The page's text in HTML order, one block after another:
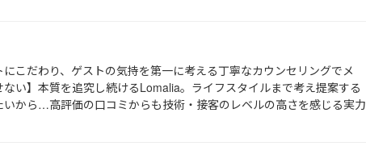
にこだわり、ゲストの気持を第一に考える丁寧なカウンセリングでメ
い】本質を追究し続けるLomalia。ライフスタイルまで考え提案する
から…高評価の口コミからも技術・接客のレベルの高さを感じる実力